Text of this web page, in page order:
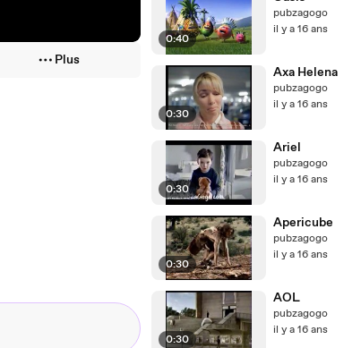
Plus
0:40
pubzagogo
il y a 16 ans
0:30
Axa Helena
pubzagogo
il y a 16 ans
0:30
Ariel
pubzagogo
il y a 16 ans
0:30
Apericube
pubzagogo
il y a 16 ans
0:30
AOL
pubzagogo
il y a 16 ans